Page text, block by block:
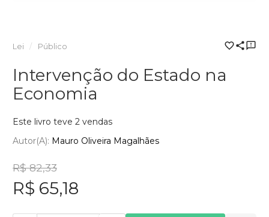
Lei Público
Intervenção do Estado na
Economia
Este livro teve 2 vendas
Autor(a): Mauro Oliveira Magalhães
R$ 82,33
R$ 65,18